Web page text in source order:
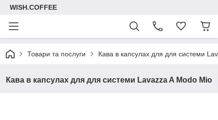
WISH.COFFEE
Товари та послуги Кава в капсулах для для системи
Кава в капсулах для для системи Lavazza A Modo Mio